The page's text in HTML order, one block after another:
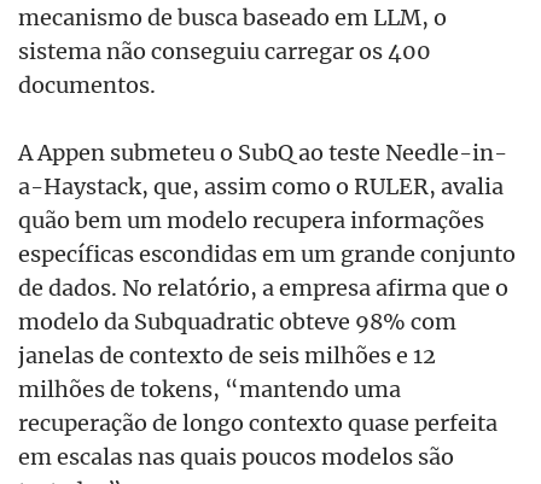
mecanismo de busca baseado em LLM, o
sistema não conseguiu carregar os 400
documentos.
A Appen submeteu o SubQ ao teste Needle-in-
a-Haystack, que, assim como o RULER, avalia
quão bem um modelo recupera informações
específicas escondidas em um grande conjunto
de dados. No relatório, a empresa afirma que o
modelo da Subquadratic obteve 98% com
janelas de contexto de seis milhões e 12
milhões de tokens, “mantendo uma
recuperação de longo contexto quase perfeita
em escalas nas quais poucos modelos são